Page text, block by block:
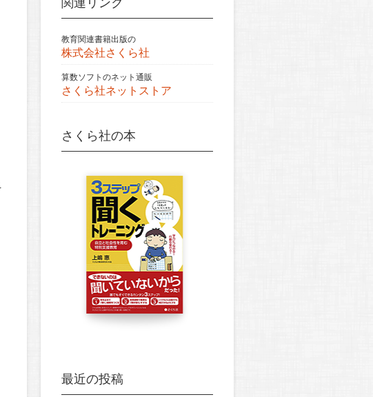
関連リンク
教育関連書籍出版の
株式会社さくら社
算数ソフトのネット通販
さくら社ネットストア
さくら社の本
最近の投稿